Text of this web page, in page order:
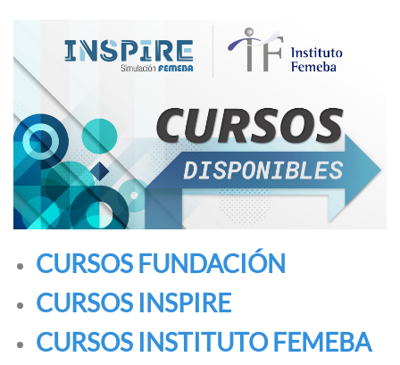
CURSOS FUNDACIÓN
CURSOS INSPIRE
CURSOS INSTITUTO FEMEBA